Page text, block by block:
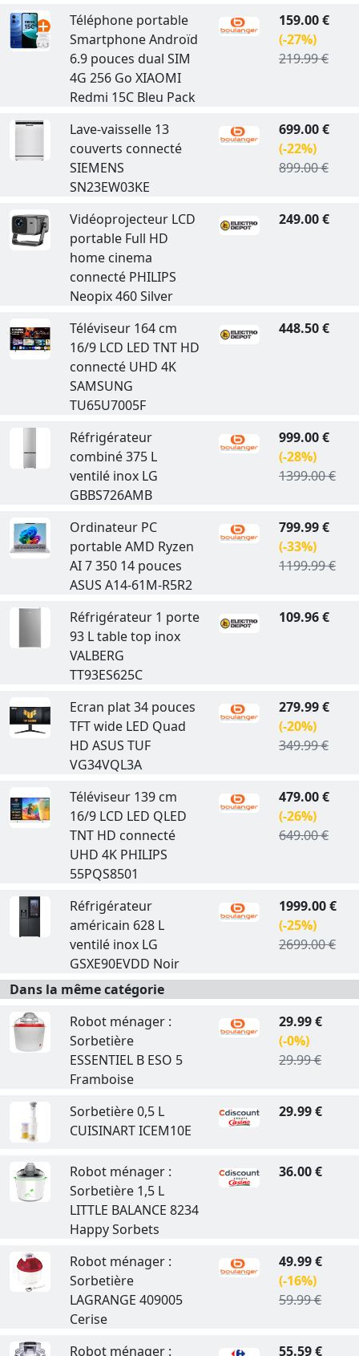
Téléphone portable
Smartphone Androïd
6.9 pouces dual SIM
4G 256 Go XIAOMI
Redmi 15C Bleu Pack
159.00 €
(-27%)
219.99 €
Lave-vaisselle 13
couverts connecté
SIEMENS
SN23EW03KE
699.00 €
(-22%)
899.00 €
Vidéoprojecteur LCD
portable Full HD
home cinema
connecté PHILIPS
Neopix 460 Silver
249.00 €
Téléviseur 164 cm
16/9 LCD LED TNT HD
connecté UHD 4K
SAMSUNG
TU65U7005F
448.50 €
Réfrigérateur
combiné 375 L
ventilé inox LG
GBBS726AMB
999.00 €
(-28%)
1399.00 €
Ordinateur PC
portable AMD Ryzen
AI 7 350 14 pouces
ASUS A14-61M-R5R2
799.99 €
(-33%)
1199.99 €
Réfrigérateur 1 porte
93 L table top inox
VALBERG
TT93ES625C
109.96 €
Ecran plat 34 pouces
TFT wide LED Quad
HD ASUS TUF
VG34VQL3A
279.99 €
(-20%)
349.99 €
Téléviseur 139 cm
16/9 LCD LED QLED
TNT HD connecté
UHD 4K PHILIPS
55PQS8501
479.00 €
(-26%)
649.00 €
Réfrigérateur
américain 628 L
ventilé inox LG
GSXE90EVDD Noir
1999.00 €
(-25%)
2699.00 €
Dans la même catégorie
Robot ménager :
Sorbetière
ESSENTIEL B ESO 5
Framboise
29.99 €
(-0%)
29.99 €
Sorbetière 0,5 L
CUISINART ICEM10E
29.99 €
Robot ménager :
Sorbetière 1,5 L
LITTLE BALANCE 8234
Happy Sorbets
36.00 €
Robot ménager :
Sorbetière
LAGRANGE 409005
Cerise
49.99 €
(-16%)
59.99 €
Robot ménager : 55.59 €